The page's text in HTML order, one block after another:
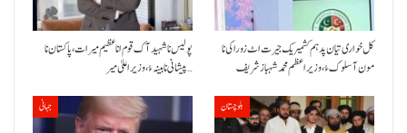
پولیس نا شہید آک قوم انا عظیم میرات، پاکستان نا
پیشانی نا بینہ ءُ،وزیراعلیٰ میر…
کل خواری تیان پد ہم کشمیریک جیرت اٹ زوراکی نا
مون آ سلوک ءُ،وزیراعظم محمد شہباز شریف
جہانی بلوچستان